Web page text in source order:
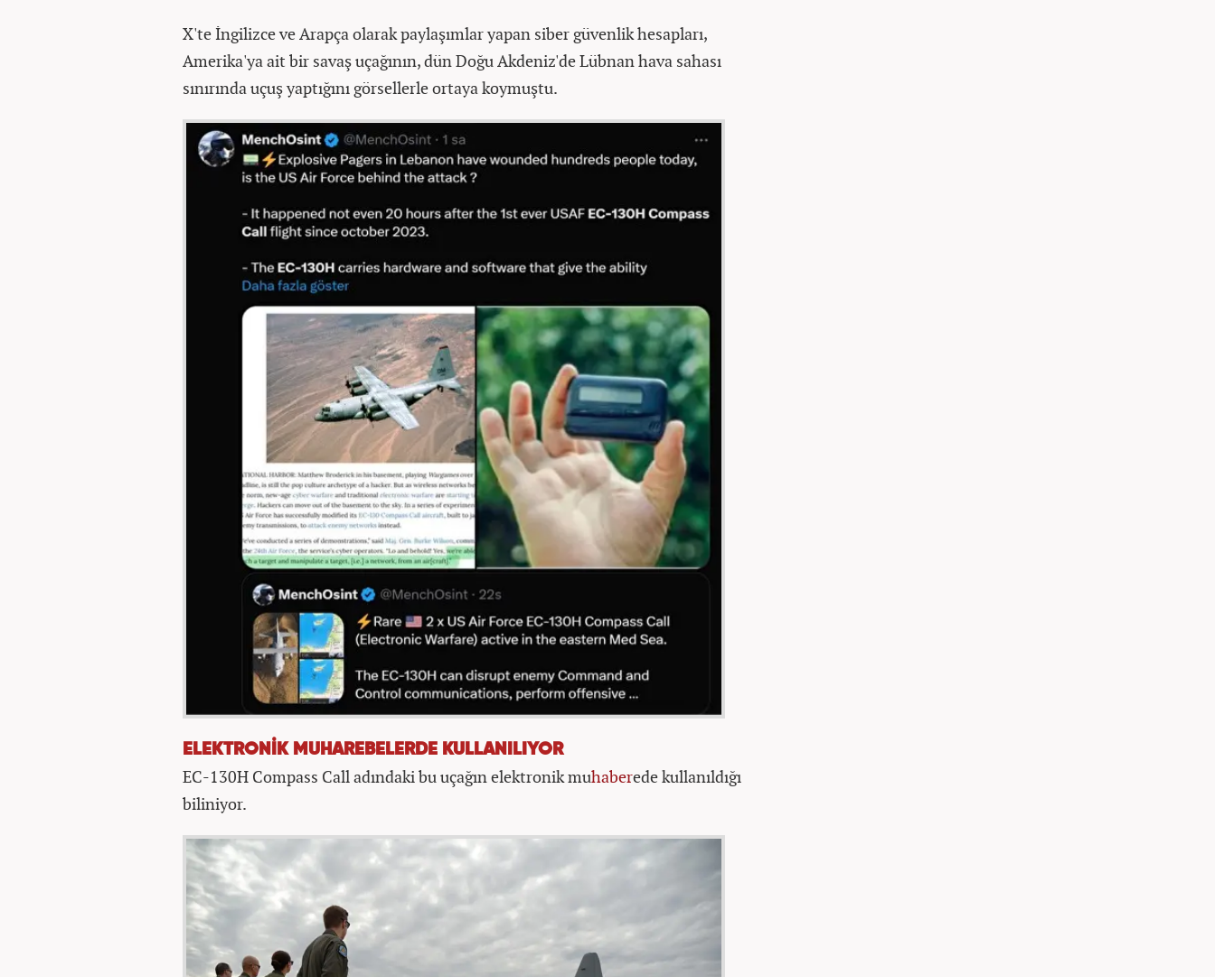
X'te İngilizce ve Arapça olarak paylaşımlar yapan siber güvenlik hesapları,
Amerika'ya ait bir savaş uçağının, dün Doğu Akdeniz'de Lübnan hava sahası
sınırında uçuş yaptığını görsellerle ortaya koymuştu.
ELEKTRONİK MUHAREBELERDE KULLANILIYOR
EC-130H Compass Call adındaki bu uçağın elektronik muhaberede kullanıldığı
biliniyor.